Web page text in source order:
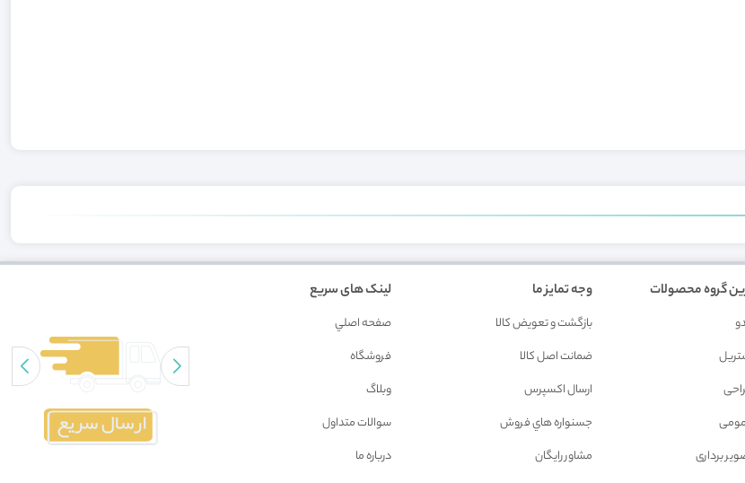
گروه محصولات
برداری
وجه تمایز ما
بازگشت و تعويض کالا
ضمانت اصل کالا
ارسال اکسپرس
جسنواره هاي فروش
مشاور رايگان
لینک های سریع
صفحه اصلي
فروشگاه
وبلاگ
سوالات متداول
درباره ما